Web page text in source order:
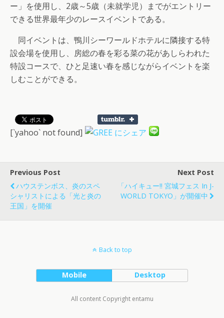
ー」を使用し、2歳～5歳（未就学児）までがエントリー
できる世界最年少のレースイベントである。
同イベントは、鴨川シーワールドホテルに隣接する特
設会場を使用し、房総の春を彩る菜の花があしらわれた
特設コースで、ひと足速い春を感じながらイベントを楽
しむことができる。
[`yahoo` not found]
Previous Post
ハウステンボス、炎のスペ
シャリストによる「光と炎の
王国」を開催
Next Post
「ハイキュー!! 宮城フェス In J-
WORLD TOKYO」が開催中
Back to top
Mobile Desktop
All content Copyright entamu